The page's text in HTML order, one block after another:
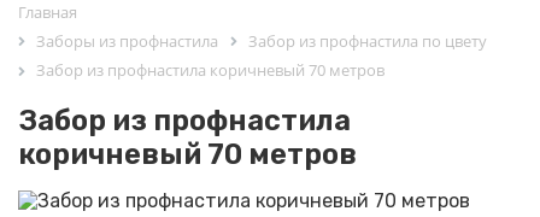
Главная
Заборы из профнастила
Забор из профнастила по цвету
Забор из профнастила коричневый 70 метров
Забор из профнастила
коричневый 70 метров